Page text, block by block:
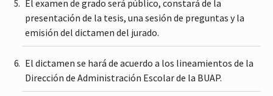
El examen de grado será público, constará de la
presentación de la tesis, una sesión de preguntas y la
emisión del dictamen del jurado.
El dictamen se hará de acuerdo a los lineamientos de la
Dirección de Administración Escolar de la BUAP.